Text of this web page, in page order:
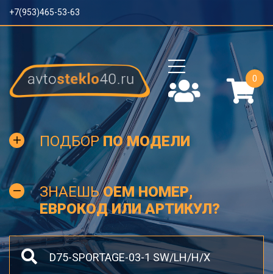
+7(953)465-53-63
0
ПОДБОРПО МОДЕЛИ
ЗНАЕШЬOEM НОМЕР,
ЕВРОКОД ИЛИ АРТИКУЛ?